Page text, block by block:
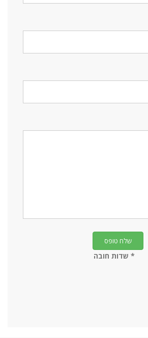
* שדות חובה